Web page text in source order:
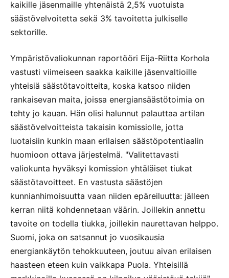
kaikille jäsenmaille yhtenäistä 2,5% vuotuista
säästövelvoitetta sekä 3% tavoitetta julkiselle
sektorille.
Ympäristövaliokunnan raportööri Eija-Riitta Korhola
vastusti viimeiseen saakka kaikille jäsenvaltioille
yhteisiä säästötavoitteita, koska katsoo niiden
rankaisevan maita, joissa energiansäästötoimia on
tehty jo kauan. Hän olisi halunnut palauttaa artilan
säästövelvoitteista takaisin komissiolle, jotta
luotaisiin kunkin maan erilaisen säästöpotentiaalin
huomioon ottava järjestelmä. "Valitettavasti
valiokunta hyväksyi komission yhtäläiset tiukat
säästötavoitteet. En vastusta säästöjen
kunnianhimoisuutta vaan niiden epäreiluutta: jälleen
kerran niitä kohdennetaan väärin. Joillekin annettu
tavoite on todella tiukka, joillekin naurettavan helppo.
Suomi, joka on satsannut jo vuosikausia
energiankäytön tehokkuuteen, joutuu aivan erilaisen
haasteen eteen kuin vaikkapa Puola. Yhteisillä